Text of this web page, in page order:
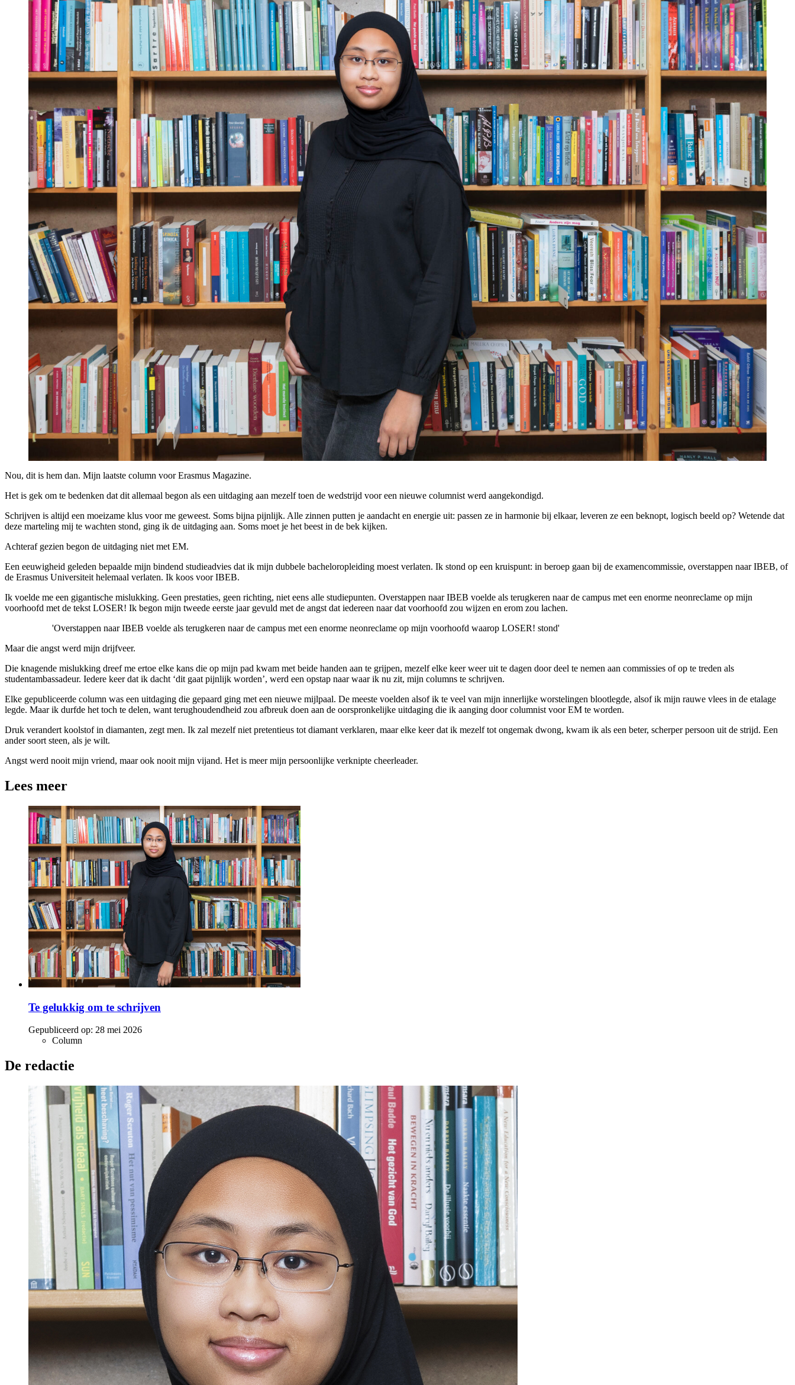
Nou, dit is hem dan. Mijn laatste column voor Erasmus Magazine.
Het is gek om te bedenken dat dit allemaal begon als een uitdaging aan mezelf toen de wedstrijd voor een nieuwe columnist werd aangekondigd.
Schrijven is altijd een moeizame klus voor me geweest. Soms bijna pijnlijk. Alle zinnen putten je aandacht en energie uit: passen ze in harmonie bij elkaar, leveren ze een beknopt, logisch beeld op? Wetende dat
deze marteling mij te wachten stond, ging ik de uitdaging aan. Soms moet je het beest in de bek kijken.
Achteraf gezien begon de uitdaging niet met EM.
Een eeuwigheid geleden bepaalde mijn bindend studieadvies dat ik mijn dubbele bacheloropleiding moest verlaten. Ik stond op een kruispunt: in beroep gaan bij de examencommissie, overstappen naar IBEB, of
de Erasmus Universiteit helemaal verlaten. Ik koos voor IBEB.
Ik voelde me een gigantische mislukking. Geen prestaties, geen richting, niet eens alle studiepunten. Overstappen naar IBEB voelde als terugkeren naar de campus met een enorme neonreclame op mijn
voorhoofd met de tekst LOSER! Ik begon mijn tweede eerste jaar gevuld met de angst dat iedereen naar dat voorhoofd zou wijzen en erom zou lachen.
'Overstappen naar IBEB voelde als terugkeren naar de campus met een enorme neonreclame op mijn voorhoofd waarop LOSER! stond'
Maar die angst werd mijn drijfveer.
Die knagende mislukking dreef me ertoe elke kans die op mijn pad kwam met beide handen aan te grijpen, mezelf elke keer weer uit te dagen door deel te nemen aan commissies of op te treden als
studentambassadeur. Iedere keer dat ik dacht ‘dit gaat pijnlijk worden’, werd een opstap naar waar ik nu zit, mijn columns te schrijven.
Elke gepubliceerde column was een uitdaging die gepaard ging met een nieuwe mijlpaal. De meeste voelden alsof ik te veel van mijn innerlijke worstelingen blootlegde, alsof ik mijn rauwe vlees in de etalage
legde. Maar ik durfde het toch te delen, want terughoudendheid zou afbreuk doen aan de oorspronkelijke uitdaging die ik aanging door columnist voor EM te worden.
Druk verandert koolstof in diamanten, zegt men. Ik zal mezelf niet pretentieus tot diamant verklaren, maar elke keer dat ik mezelf tot ongemak dwong, kwam ik als een beter, scherper persoon uit de strijd. Een
ander soort steen, als je wilt.
Angst werd nooit mijn vriend, maar ook nooit mijn vijand. Het is meer mijn persoonlijke verknipte cheerleader.
Lees meer
Te gelukkig om te schrijven
Gepubliceerd op: 28 mei 2026
Column
De redactie